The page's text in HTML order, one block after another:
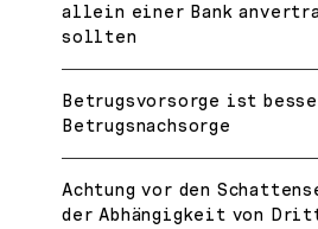
allein einer Bank
sollten
Betrugsvorsorge ist
Betrugsnachsorge
Achtung vor den
der Abhängigkeit von